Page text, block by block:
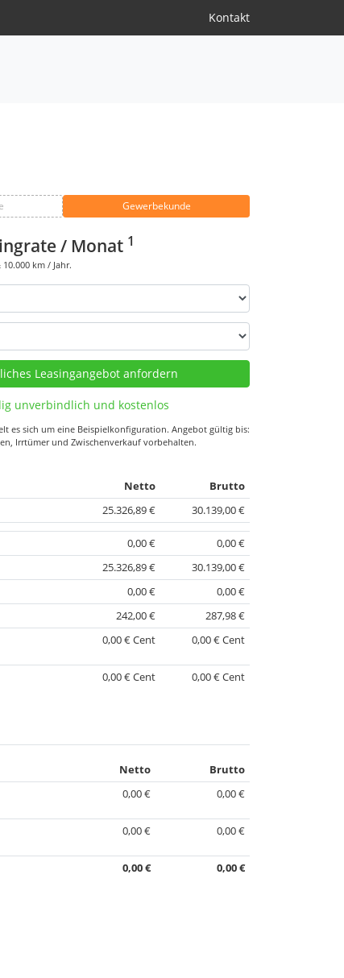
Kontakt
Gewerbekunde
/ Monat 1
10.000 km / Jahr.
unverbindlich und kostenlos
es sich um eine Beispielkonfiguration. Angebot gültig bis:
Irrtümer und Zwischenverkauf vorbehalten.
Netto
Brutto
25.326,89 € 30.139,00 €
0,00 €
0,00 €
25.326,89 €
30.139,00 €
0,00 €
0,00 €
242,00 €
287,98 €
0,00 € Cent 0,00 € Cent
0,00 € Cent 0,00 € Cent
Netto
Brutto
0,00 € 0,00 €
0,00 € 0,00 €
0,00 € 0,00 €